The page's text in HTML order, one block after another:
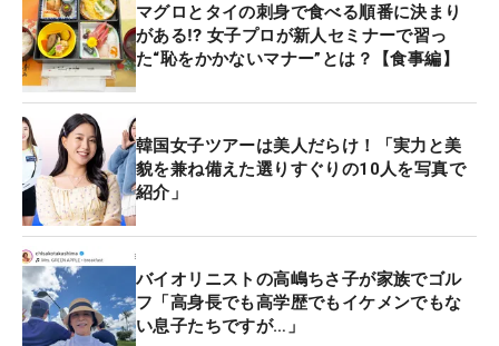
マグロとタイの刺身で食べる順番に決まり
がある⁉ 女子プロが新人セミナーで習っ
た“恥をかかないマナー”とは？【食事編】
韓国女子ツアーは美人だらけ！「実力と美
貌を兼ね備えた選りすぐりの10人を写真で
紹介」
バイオリニストの高嶋ちさ子が家族でゴル
フ「高身長でも高学歴でもイケメンでもな
い息子たちですが…」